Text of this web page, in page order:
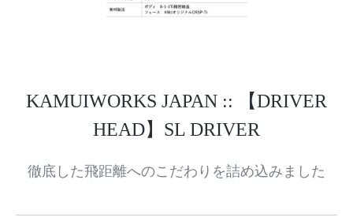
KAMUIWORKS JAPAN :: 【DRIVER
HEAD】SL DRIVER
徹底した飛距離へのこだわりを詰め込みました